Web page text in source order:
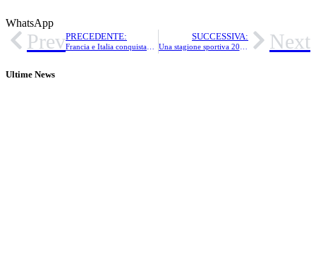
WhatsApp
PrevPRECEDENTE: SUCCESSIVA: Next
Ultime News